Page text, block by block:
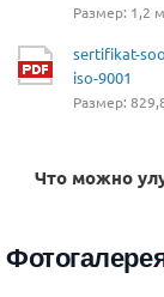
Размер: 1,2
sertifikat-
iso-9001
Размер:
Что можно